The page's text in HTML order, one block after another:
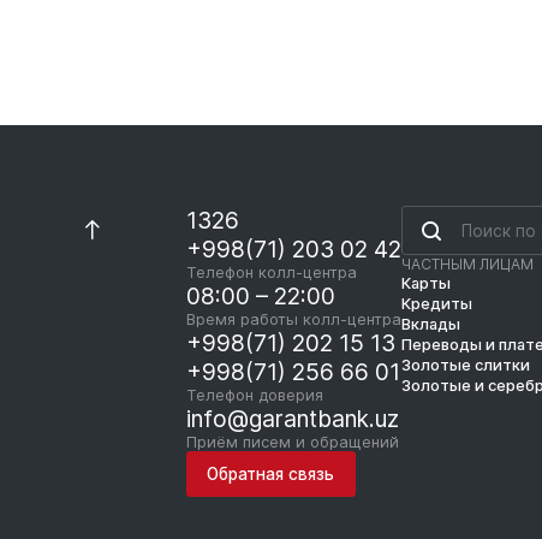
1326
+998(71) 203 02 42
Телефон колл-центра
08:00 – 22:00
Время работы колл-центра
+998(71) 202 15 13
+998(71) 256 66 01
Телефон доверия
info@garantbank.uz
Приём писем и обращений
Обратная связь
ЧАСТНЫМ ЛИЦАМ
Карты
Кредиты
Вклады
Переводы и
Золотые слитки
Золотые и